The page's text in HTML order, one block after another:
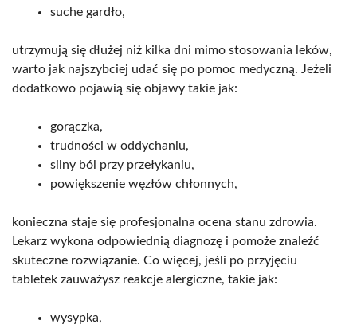
suche gardło,
utrzymują się dłużej niż kilka dni mimo stosowania leków,
warto jak najszybciej udać się po pomoc medyczną. Jeżeli
dodatkowo pojawią się objawy takie jak:
gorączka,
trudności w oddychaniu,
silny ból przy przełykaniu,
powiększenie węzłów chłonnych,
konieczna staje się profesjonalna ocena stanu zdrowia.
Lekarz wykona odpowiednią diagnozę i pomoże znaleźć
skuteczne rozwiązanie. Co więcej, jeśli po przyjęciu
tabletek zauważysz reakcje alergiczne, takie jak:
wysypka,